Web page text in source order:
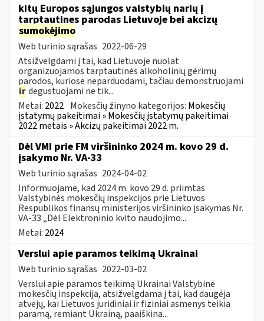
kitų Europos sąjungos valstybių narių į
tarptautines parodas Lietuvoje bei akcizų
sumokėjimo
Web turinio sąrašas 2022-06-29
Atsižvelgdami į tai, kad Lietuvoje nuolat
organizuojamos tarptautinės alkoholinių gėrimų
parodos, kuriose neparduodami, tačiau demonstruojami
irdegustuojami ne tik...
Metai: 2022 Mokesčių žinyno kategorijos: Mokesčių
įstatymų pakeitimai » Mokesčių įstatymų pakeitimai
2022 metais » Akcizų pakeitimai 2022 m.
Dėl VMI prie FM viršininko 2024 m. kovo 29 d.
įsakymo Nr. VA-33
Web turinio sąrašas 2024-04-02
Informuojame, kad 2024 m. kovo 29 d. priimtas
Valstybinės mokesčių inspekcijos prie Lietuvos
Respublikos finansų ministerijos viršininko įsakymas Nr.
VA-33 „Dėl Elektroninio kvito naudojimo...
Metai: 2024
Verslui apie paramos teikimą Ukrainai
Web turinio sąrašas 2022-03-02
Verslui apie paramos teikimą Ukrainai Valstybinė
mokesčių inspekcija, atsižvelgdama į tai, kad daugėja
atvejų, kai Lietuvos juridiniai ir fiziniai asmenys teikia
paramą, remiant Ukrainą, paaiškina...